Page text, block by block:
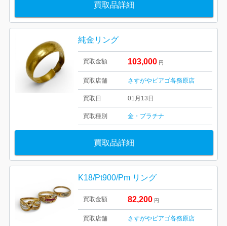
買取品詳細
純金リング
買取金額 103,000 円
買取店舗 さすがやピアゴ各務原店
買取日 01月13日
買取種別 金・プラチナ
買取品詳細
K18/Pt900/Pm リング
買取金額 82,200 円
買取店舗 さすがやピアゴ各務原店